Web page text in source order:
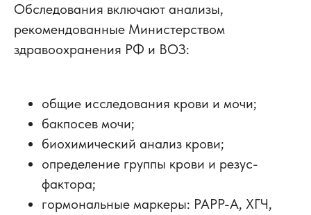
Обследования включают анализы,
рекомендованные Министерством
здравоохранения РФ и ВОЗ:
общие исследования крови и мочи;
бакпосев мочи;
биохимический анализ крови;
определение группы крови и резус-
фактора;
гормональные маркеры: РАРР-А, ХГЧ,